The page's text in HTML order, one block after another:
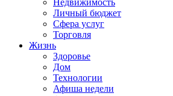
Недвижимость
Личный бюджет
Сфера услуг
Торговля
Жизнь
Здоровье
Дом
Технологии
Афиша недели